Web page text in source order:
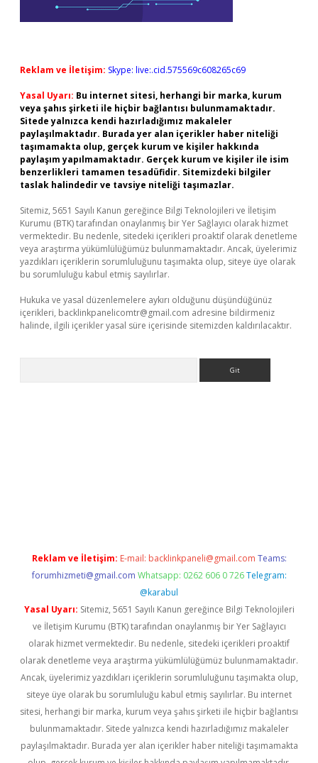
Reklam ve İletişim: Skype: live:.cid.575569c608265c69
Yasal Uyarı: Bu internet sitesi, herhangi bir marka, kurum
veya şahıs şirketi ile hiçbir bağlantısı bulunmamaktadır.
Sitede yalnızca kendi hazırladığımız makaleler
paylaşılmaktadır. Burada yer alan içerikler haber niteliği
taşımamakta olup, gerçek kurum ve kişiler hakkında
paylaşım yapılmamaktadır. Gerçek kurum ve kişiler ile isim
benzerlikleri tamamen tesadüfidir. Sitemizdeki bilgiler
taslak halindedir ve tavsiye niteliği taşımazlar.
Sitemiz, 5651 Sayılı Kanun gereğince Bilgi Teknolojileri ve İletişim
Kurumu (BTK) tarafından onaylanmış bir Yer Sağlayıcı olarak hizmet
vermektedir. Bu nedenle, sitedeki içerikleri proaktif olarak denetleme
veya araştırma yükümlülüğümüz bulunmamaktadır. Ancak, üyelerimiz
yazdıkları içeriklerin sorumluluğunu taşımakta olup, siteye üye olarak
bu sorumluluğu kabul etmiş sayılırlar.
Hukuka ve yasal düzenlemelere aykırı olduğunu düşündüğünüz
içerikleri, backlinkpanelicomtr@gmail.com adresine bildirmeniz
halinde, ilgili içerikler yasal süre içerisinde sitemizden kaldırılacaktır.
Reklam ve İletişim: E-mail: backlinkpaneli@gmail.com Teams:
forumhizmeti@gmail.com Whatsapp: 0262 606 0 726 Telegram:
@karabul
Yasal Uyarı: Sitemiz, 5651 Sayılı Kanun gereğince Bilgi Teknolojileri
ve İletişim Kurumu (BTK) tarafından onaylanmış bir Yer Sağlayıcı
olarak hizmet vermektedir. Bu nedenle, sitedeki içerikleri proaktif
olarak denetleme veya araştırma yükümlülüğümüz bulunmamaktadır.
Ancak, üyelerimiz yazdıkları içeriklerin sorumluluğunu taşımakta olup,
siteye üye olarak bu sorumluluğu kabul etmiş sayılırlar. Bu internet
sitesi, herhangi bir marka, kurum veya şahıs şirketi ile hiçbir bağlantısı
bulunmamaktadır. Sitede yalnızca kendi hazırladığımız makaleler
paylaşılmaktadır. Burada yer alan içerikler haber niteliği taşımamakta